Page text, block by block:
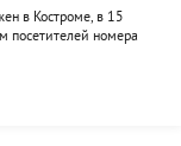
в Костроме, в 15
посетителей номера
комфорт и
Fi, в каждом номере
сауны с